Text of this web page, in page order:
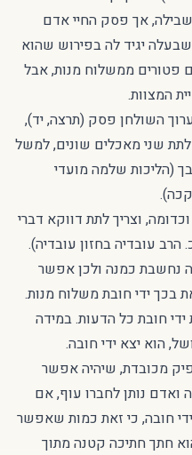
אך פסק החיי אדם
יגיד לה בפירוש שהוא
פטורים ממשלוח מנות, אבל
המצוות.
השולחן פסק (תרצה, יד),
שני מאכלים שונים, למשל
(הליכות שלמה מועדי
וצריך לתת דווקא דברי
עובדיה בחזון עובדיה).
נחשבת כמנה ולכן אפשר
בכך ידי חובת משלוח מנות.
חובת כל הדעות. במידה
הוא יצא ידי חובה.
מכובדת, שיהיה אפשר
ואדם נותן לחברו עוף, אם
חובה, כי זאת כמות שאפשר
חתך חתיכה קטנה מתוך